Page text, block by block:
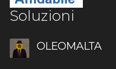
Soluzioni
OLEOMALTA